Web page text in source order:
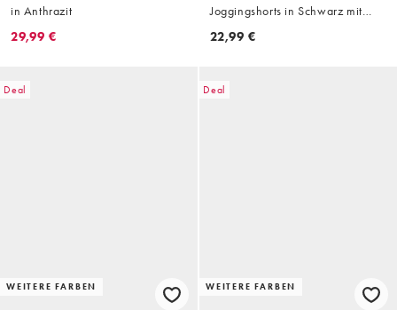
in Anthrazit
29,99 €
Joggingshorts in Schwarz mit
Nähten
22,99 €
Deal
WEITERE FARBEN
Deal
WEITERE FARBEN